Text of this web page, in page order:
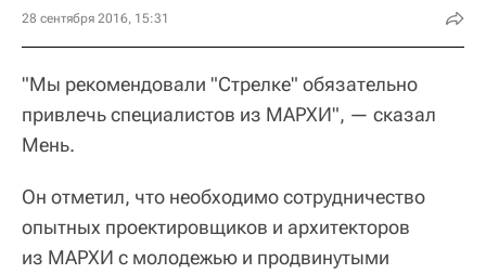
28 сентября 2016, 15:31
"Мы рекомендовали "Стрелке" обязательно
привлечь специалистов из МАРХИ", — сказал
Мень.
Он отметил, что необходимо сотрудничество
опытных проектировщиков и архитекторов
из МАРХИ с молодежью и продвинутыми